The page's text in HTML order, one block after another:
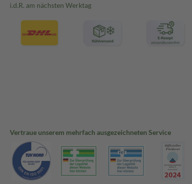
i.d.R. am nächsten Werktag
Vertraue unserem mehrfach ausgezeichneten Service